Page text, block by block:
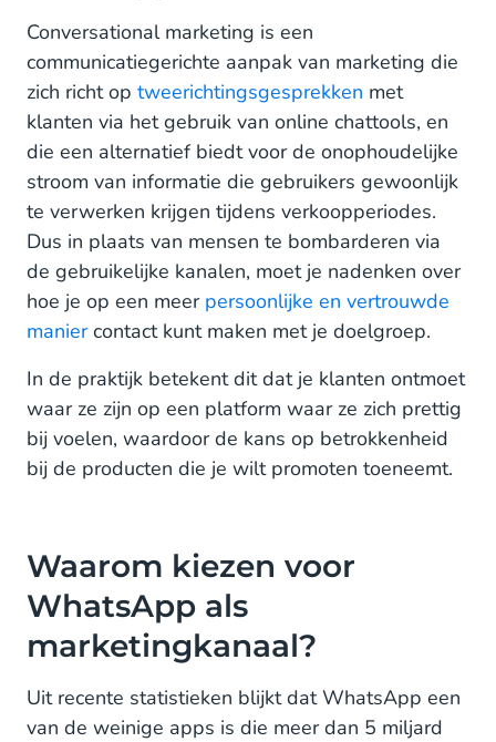
Hoe gebruik je WhatsApp als marketingkanaal
tijdens verkoopperiodes?
Conversational marketing is een
communicatiegerichte aanpak van marketing die
zich richt op tweerichtingsgesprekken met
klanten via het gebruik van online chattools, en
die een alternatief biedt voor de onophoudelijke
stroom van informatie die gebruikers gewoonlijk
te verwerken krijgen tijdens verkoopperiodes.
Dus in plaats van mensen te bombarderen via
de gebruikelijke kanalen, moet je nadenken over
hoe je op een meer persoonlijke en vertrouwde
maniercontact kunt maken met je doelgroep.
In de praktijk betekent dit dat je klanten ontmoet
waar ze zijn op een platform waar ze zich prettig
bij voelen, waardoor de kans op betrokkenheid
bij de producten die je wilt promoten toeneemt.
Waarom kiezen voor
WhatsApp als
marketingkanaal?
Uit recente statistieken blijkt dat WhatsApp een
van de weinige apps is die meer dan 5 miljard